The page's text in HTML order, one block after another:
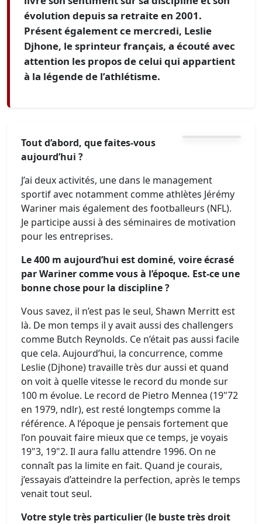
évolution depuis sa retraite en 2001.
Présent également ce mercredi, Leslie
Djhone, le sprinteur français, a écouté avec
attention les propos de celui qui appartient
à la légende de l’athlétisme.
Tout d’abord, que faites-vous
aujourd’hui ?
J’ai deux activités, une dans le management
sportif avec notamment comme athlètes Jérémy
Wariner mais également des footballeurs (NFL).
Je participe aussi à des séminaires de motivation
pour les entreprises.
Le 400 m aujourd’hui est dominé, voire écrasé
par Wariner comme vous à l’époque. Est-ce une
bonne chose pour la discipline ?
Vous savez, il n’est pas le seul, Shawn Merritt est
là. De mon temps il y avait aussi des challengers
comme Butch Reynolds. Ce n’était pas aussi facile
que cela. Aujourd’hui, la concurrence, comme
Leslie (Djhone) travaille très dur aussi et quand
on voit à quelle vitesse le record du monde sur
100 m évolue. Le record de Pietro Mennea (19"72
en 1979, ndlr), est resté longtemps comme la
référence. A l’époque je pensais fortement que
l’on pouvait faire mieux que ce temps, je voyais
19"3, 19"2. Il aura fallu attendre 1996. On ne
connaît pas la limite en fait. Quand je courais,
j’essayais d’atteindre la perfection, après le temps
venait tout seul.
Votre style très particulier (le buste très droit